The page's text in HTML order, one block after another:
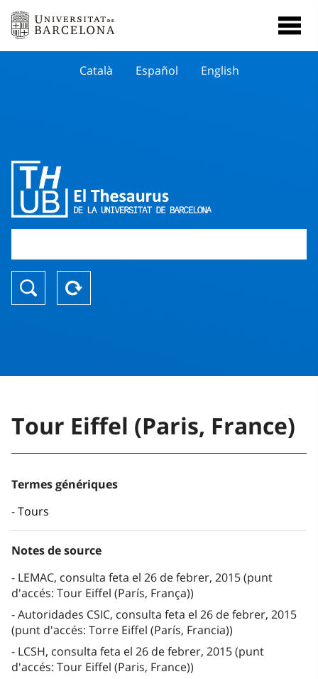
Català Español English
Tour Eiffel (Paris, France)
Termes génériques
Tours
Notes de source
LEMAC, consulta feta el 26 de febrer, 2015 (punt
d'accés: Tour Eiffel (París, França))
Autoridades CSIC, consulta feta el 26 de febrer, 2015
(punt d'accés: Torre Eiffel (París, Francia))
LCSH, consulta feta el 26 de febrer, 2015 (punt
d'accés: Tour Eiffel (Paris, France))